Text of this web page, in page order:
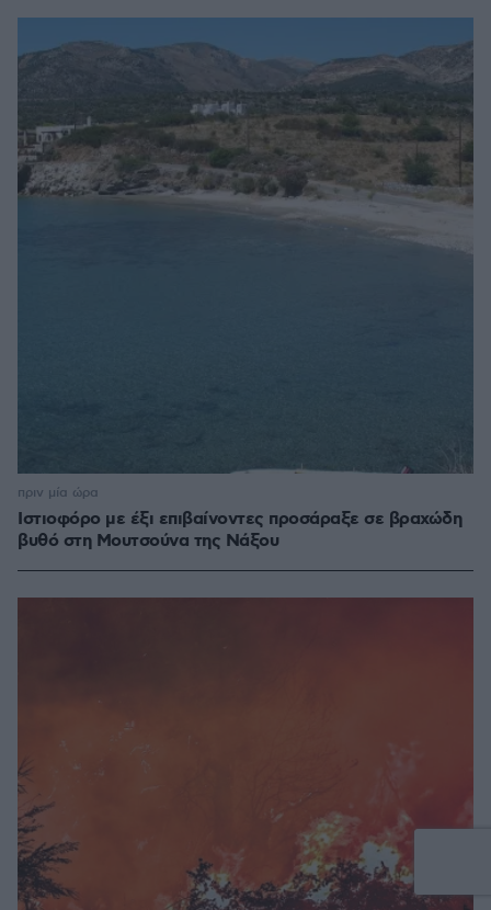
Ιστιοφόρο με έξι επιβαίνοντες προσάραξε σε βραχώδη
βυθό στη Μουτσούνα της Νάξου
πριν μία ώρα